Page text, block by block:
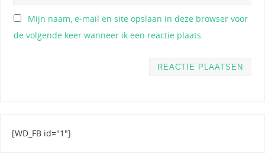
Mijn naam, e-mail en site opslaan in deze browser voor
de volgende keer wanneer ik een reactie plaats.
[WD_FB id="1"]